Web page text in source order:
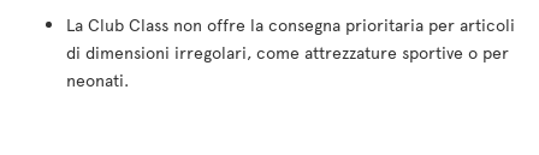
La Club Class non offre la consegna prioritaria per articoli
di dimensioni irregolari, come attrezzature sportive o per
neonati.